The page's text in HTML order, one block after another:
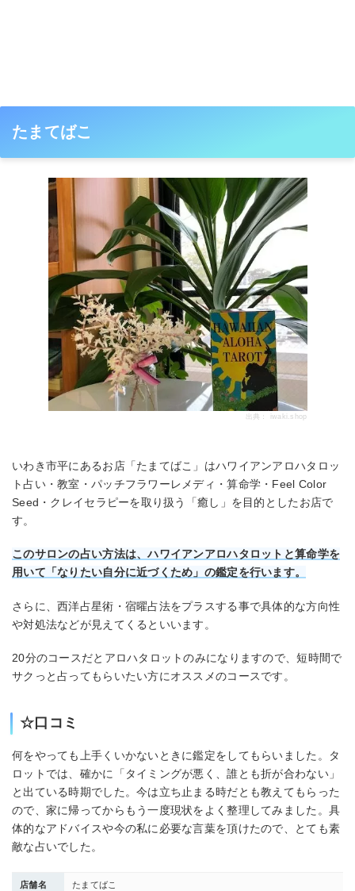
たまてばこ
出典： iwaki.shop
いわき市平にあるお店「たまてばこ」はハワイアンアロハタロッ
ト占い・教室・パッチフラワーレメディ・算命学・Feel Color
Seed・クレイセラピーを取り扱う「癒し」を目的としたお店で
す。
このサロンの占い方法は、ハワイアンアロハタロットと算命学を
用いて「なりたい自分に近づくため」の鑑定を行います。
さらに、西洋占星術・宿曜占法をプラスする事で具体的な方向性
や対処法などが見えてくるといいます。
20分のコースだとアロハタロットのみになりますので、短時間で
サクっと占ってもらいたい方にオススメのコースです。
☆口コミ
何をやっても上手くいかないときに鑑定をしてもらいました。タ
ロットでは、確かに「タイミングが悪く、誰とも折が合わない」
と出ている時期でした。今は立ち止まる時だとも教えてもらった
ので、家に帰ってからもう一度現状をよく整理してみました。具
体的なアドバイスや今の私に必要な言葉を頂けたので、とても素
敵な占いでした。
店舗名 たまてばこ